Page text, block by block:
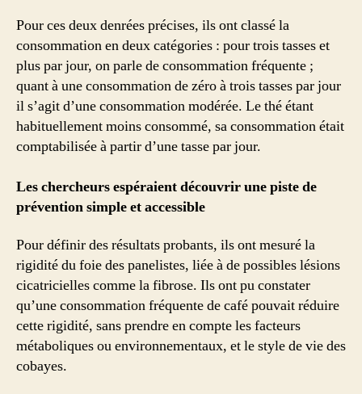
Pour ces deux denrées précises, ils ont classé la
consommation en deux catégories : pour trois tasses et
plus par jour, on parle de consommation fréquente ;
quant à une consommation de zéro à trois tasses par jour
il s’agit d’une consommation modérée. Le thé étant
habituellement moins consommé, sa consommation était
comptabilisée à partir d’une tasse par jour.
Les chercheurs espéraient découvrir une piste de
prévention simple et accessible
Pour définir des résultats probants, ils ont mesuré la
rigidité du foie des panelistes, liée à de possibles lésions
cicatricielles comme la fibrose. Ils ont pu constater
qu’une consommation fréquente de café pouvait réduire
cette rigidité, sans prendre en compte les facteurs
métaboliques ou environnementaux, et le style de vie des
cobayes.